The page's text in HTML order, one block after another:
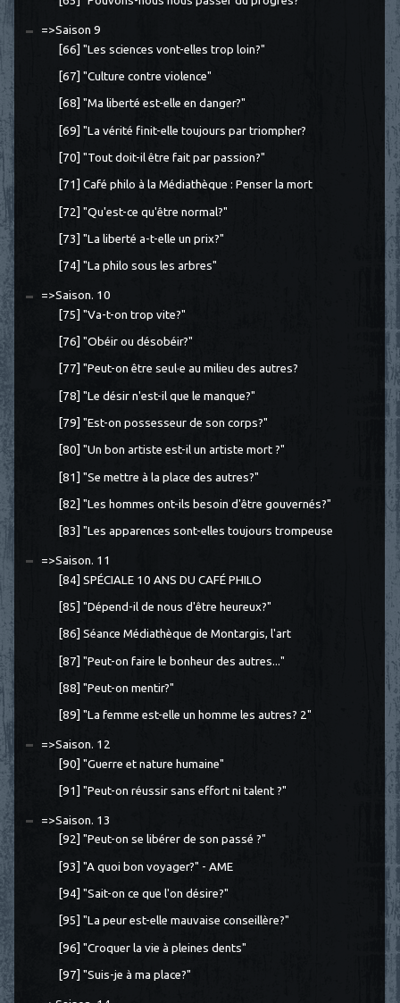
=>Saison 9
[66] "Les sciences vont-elles trop loin?"
[67] "Culture contre violence"
[68] "Ma liberté est-elle en danger?"
[69] "La vérité finit-elle toujours par triompher?
[70] "Tout doit-il être fait par passion?"
[71] Café philo à la Médiathèque : Penser la mort
[72] "Qu'est-ce qu'être normal?"
[73] "La liberté a-t-elle un prix?"
[74] "La philo sous les arbres"
=>Saison. 10
[75] "Va-t-on trop vite?"
[76] "Obéir ou désobéir?"
[77] "Peut-on être seul·e au milieu des autres?
[78] "Le désir n'est-il que le manque?"
[79] "Est-on possesseur de son corps?"
[80] "Un bon artiste est-il un artiste mort ?"
[81] "Se mettre à la place des autres?"
[82] "Les hommes ont-ils besoin d'être gouvernés?"
[83] "Les apparences sont-elles toujours trompeuse
=>Saison. 11
[84] SPÉCIALE 10 ANS DU CAFÉ PHILO
[85] "Dépend-il de nous d'être heureux?"
[86] Séance Médiathèque de Montargis, l'art
[87] "Peut-on faire le bonheur des autres..."
[88] "Peut-on mentir?"
[89] "La femme est-elle un homme les autres? 2"
=>Saison. 12
[90] "Guerre et nature humaine"
[91] "Peut-on réussir sans effort ni talent ?"
=>Saison. 13
[92] "Peut-on se libérer de son passé ?"
[93] "A quoi bon voyager?" - AME
[94] "Sait-on ce que l'on désire?"
[95] "La peur est-elle mauvaise conseillère?"
[96] "Croquer la vie à pleines dents"
[97] "Suis-je à ma place?"